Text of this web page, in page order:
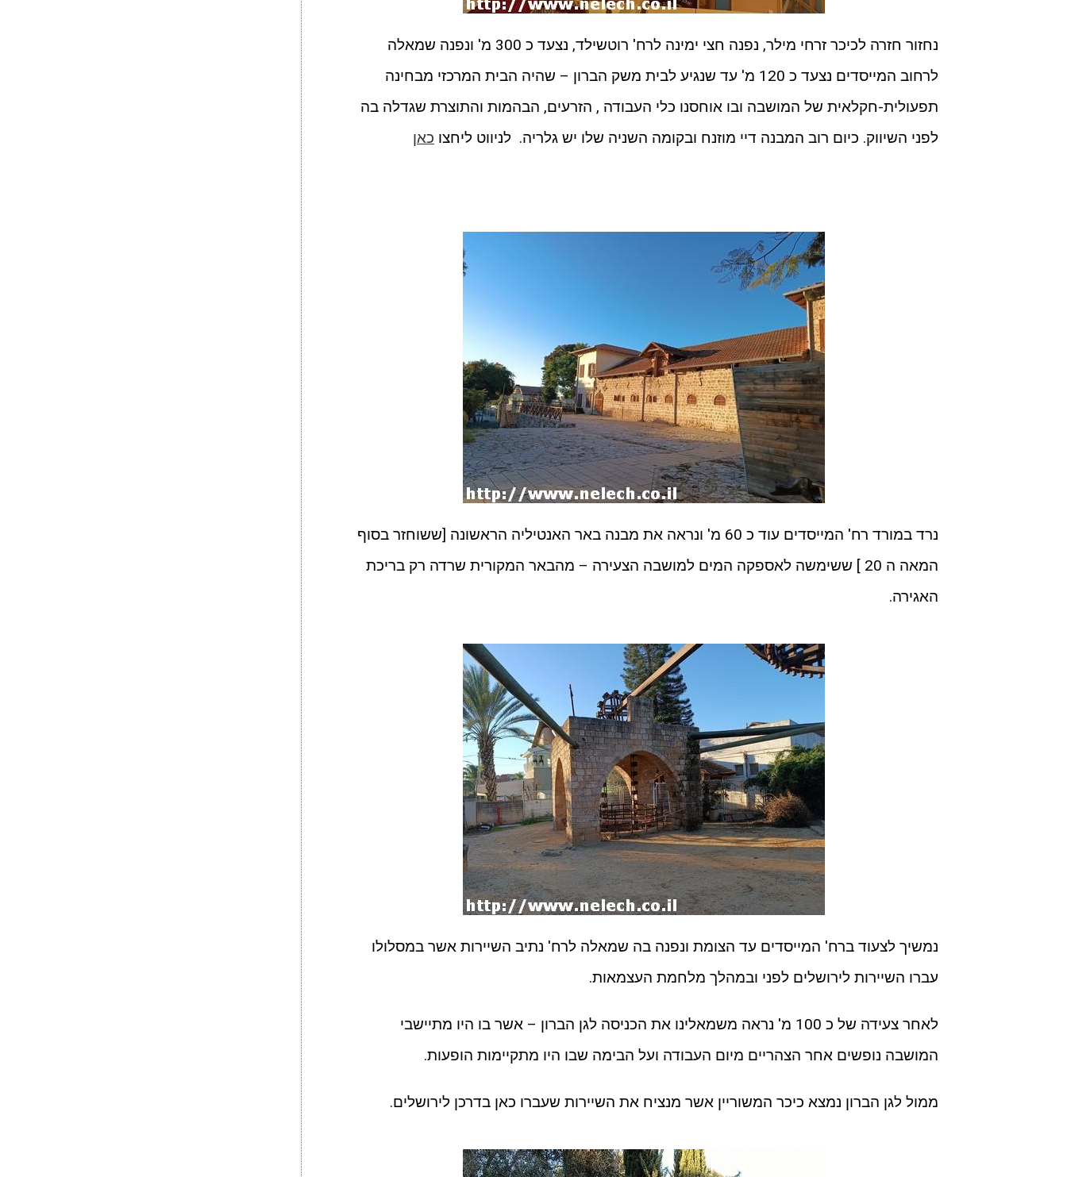
נחזור חזרה לכיכר זרחי מילר, נפנה חצי ימינה לרח' רוטשילד, נצעד כ 300 מ' ונפנה שמאלה
לרחוב המייסדים נצעד כ 120 מ' עד שנגיע לבית משק הברון – שהיה הבית המרכזי מבחינה
תפעולית-חקלאית של המושבה ובו אוחסנו כלי העבודה , הזרעים, הבהמות והתוצרת שגדלה בה
לפני השיווק. כיום רוב המבנה דיי מוזנח ובקומה השניה שלו יש גלריה. לניווט ליחצו כאן
נרד במורד רח' המייסדים עוד כ 60 מ' ונראה את מבנה באר האנטיליה הראשונה [ששוחזר בסוף
המאה ה 20 ] ששימשה לאספקה המים למושבה הצעירה – מהבאר המקורית שרדה רק בריכת
האגירה.
נמשיך לצעוד ברח' המייסדים עד הצומת ונפנה בה שמאלה לרח' נתיב השיירות אשר במסלולו
עברו השיירות לירושלים לפני ובמהלך מלחמת העצמאות.
לאחר צעידה של כ 100 מ' נראה משמאלינו את הכניסה לגן הברון – אשר בו היו מתיישבי
המושבה נופשים אחר הצהריים מיום העבודה ועל הבימה שבו היו מתקיימות הופעות.
ממול לגן הברון נמצא כיכר המשוריין אשר מנציח את השיירות שעברו כאן בדרכן לירושלים.